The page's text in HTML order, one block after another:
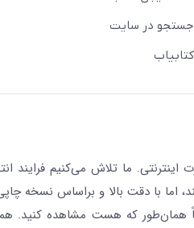
جستجو در سایت
کتابیاب
ما تلاش می‌کنیم فرایند
اما با دقت بالا و براساس نسخه
که هست مشاهده کنید.